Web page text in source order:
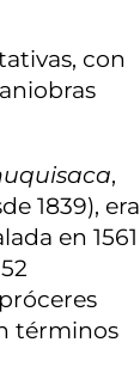
con
,
1839), era
en 1561
términos